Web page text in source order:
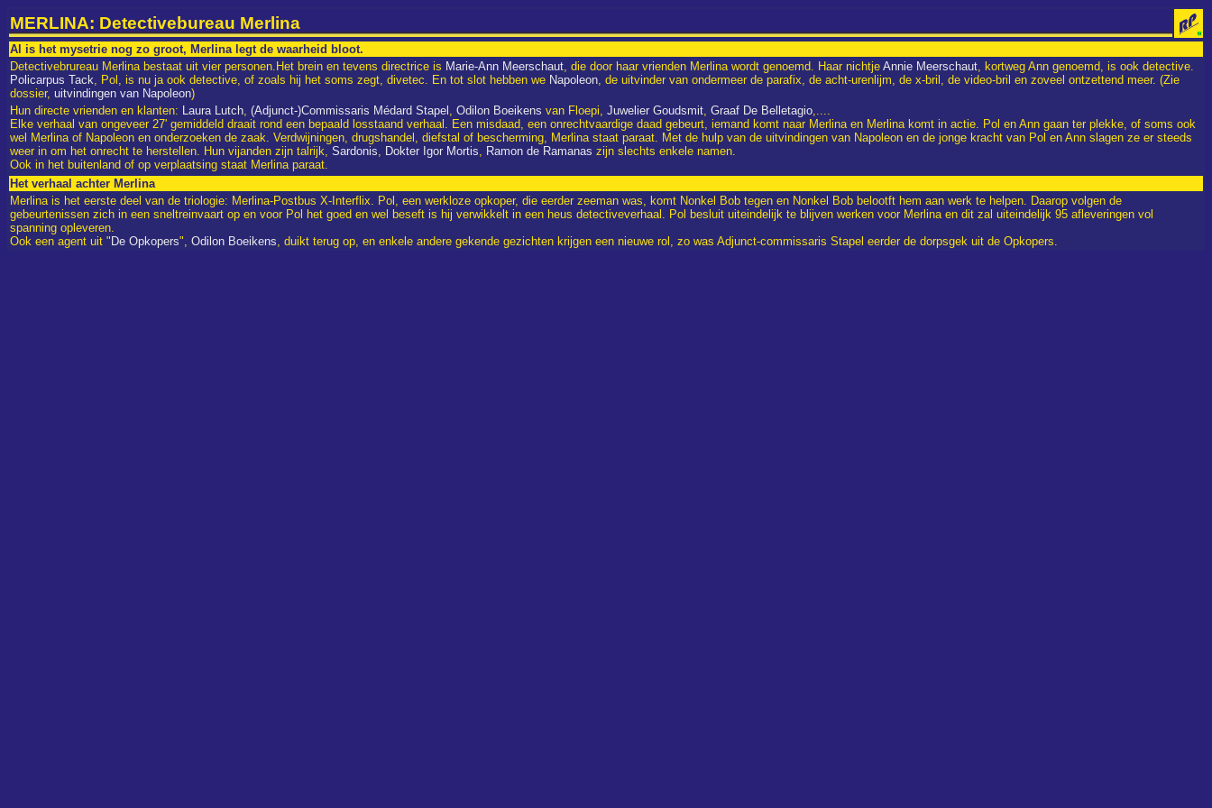
MERLINA: Detectivebureau Merlina
Al is het mysetrie nog zo groot, Merlina legt de waarheid bloot.
Detectivebrureau Merlina bestaat uit vier personen.Het brein en tevens directrice is Marie-Ann Meerschaut, die door haar vrienden Merlina wordt genoemd. Haar nichtje Annie Meerschaut, kortweg Ann genoemd, is ook detective.
Policarpus Tack, Pol, is nu ja ook detective, of zoals hij het soms zegt, divetec. En tot slot hebben we Napoleon, de uitvinder van ondermeer de parafix, de acht-urenlijm, de x-bril, de video-bril en zoveel ontzettend meer. (Zie
dossier, uitvindingen van Napoleon)
Hun directe vrienden en klanten: Laura Lutch, (Adjunct-)Commissaris Médard Stapel , Odilon Boeikens van Floepi, Juwelier Goudsmit, Graaf De Belletagio,....
Elke verhaal van ongeveer 27' gemiddeld draait rond een bepaald losstaand verhaal. Een misdaad, een onrechtvaardige daad gebeurt, iemand komt naar Merlina en Merlina komt in actie. Pol en Ann gaan ter plekke, of soms ook
wel Merlina of Napoleon en onderzoeken de zaak. Verdwijningen, drugshandel, diefstal of bescherming, Merlina staat paraat. Met de hulp van de uitvindingen van Napoleon en de jonge kracht van Pol en Ann slagen ze er steeds
weer in om het onrecht te herstellen. Hun vijanden zijn talrijk, Sardonis, Dokter Igor Mortis, Ramon de Ramanas zijn slechts enkele namen.
Ook in het buitenland of op verplaatsing staat Merlina paraat.
Het verhaal achter Merlina
Merlina is het eerste deel van de triologie: Merlina-Postbus X-Interflix. Pol, een werkloze opkoper, die eerder zeeman was, komt Nonkel Bob tegen en Nonkel Bob belootft hem aan werk te helpen. Daarop volgen de
gebeurtenissen zich in een sneltreinvaart op en voor Pol het goed en wel beseft is hij verwikkelt in een heus detectiveverhaal. Pol besluit uiteindelijk te blijven werken voor Merlina en dit zal uiteindelijk 95 afleveringen vol
spanning opleveren.
Ook een agent uit " De Opkopers", Odilon Boeikens, duikt terug op, en enkele andere gekende gezichten krijgen een nieuwe rol, zo was Adjunct-commissaris Stapel eerder de dorpsgek uit de Opkopers.